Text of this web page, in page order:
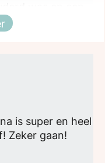
het belangrijkste
was goed.
is super en heel
Zeker gaan!